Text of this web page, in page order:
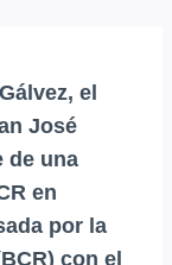
el
José
de una
en
por la
con el